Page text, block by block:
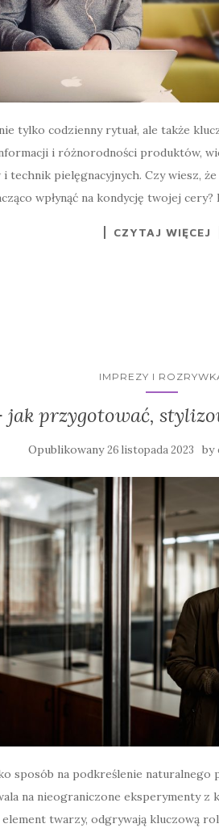
tylko codzienny rytuał, ale także
i różnorodności produktów,
technik pielęgnacyjnych. Czy wiesz,
wpłynąć na kondycję twojej
CZYTAJ WIĘCEJ
IMPREZY I
przygotować,
Opublikowany26 listopada 2023 by
sposób na podkreślenie naturalnego
na nieograniczone eksperymenty z
twarzy, odgrywają kluczową